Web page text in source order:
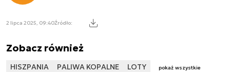
2 lipca 2025, 09:40Źródło:
Zobacz również
HISZPANIA PALIWA KOPALNE LOTY pokaż wszystkie